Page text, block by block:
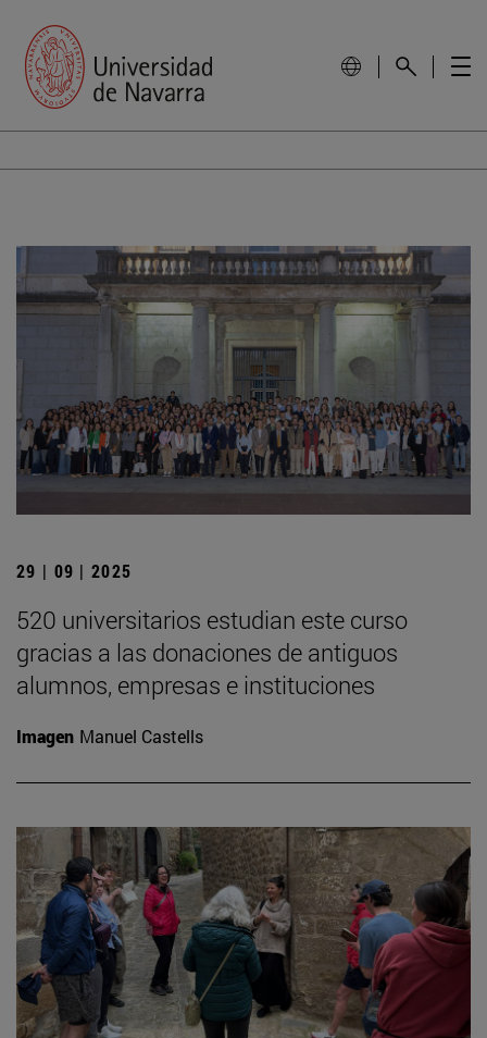
29 | 09 | 2025
520 universitarios estudian este curso
gracias a las donaciones de antiguos
alumnos, empresas e instituciones
Imagen Manuel Castells